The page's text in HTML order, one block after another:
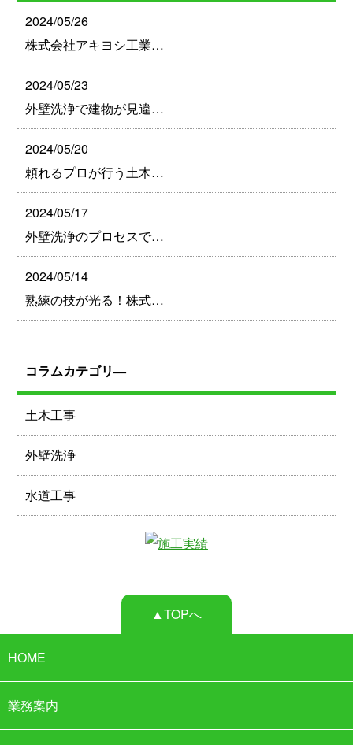
2024/05/26
株式会社アキヨシ工業…
2024/05/23
外壁洗浄で建物が見違…
2024/05/20
頼れるプロが行う土木…
2024/05/17
外壁洗浄のプロセスで…
2024/05/14
熟練の技が光る！株式…
コラムカテゴリ―
土木工事
外壁洗浄
水道工事
▲TOPへ
HOME
業務案内